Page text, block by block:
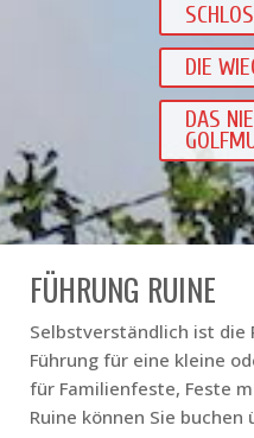
DIE
DAS
FÜHRUNG RUINE
Selbstverständlich ist die
Führung für eine kleine
für Familienfeste, Feste
Ruine können Sie buchen